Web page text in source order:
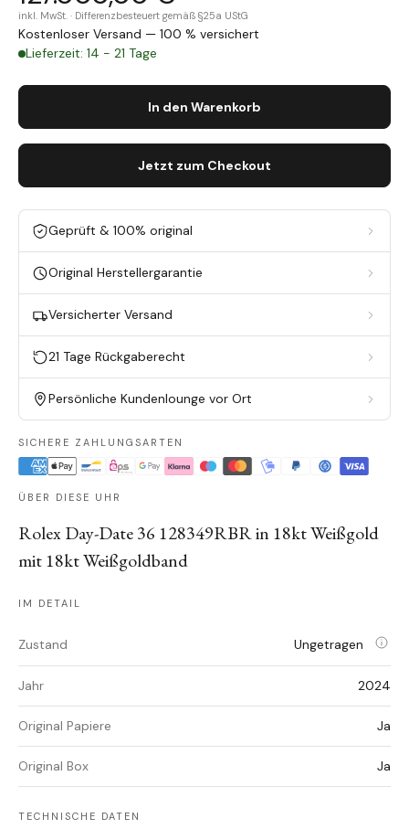
inkl. MwSt. · Differenzbesteuert gemäß §25a UStG
Kostenloser Versand — 100 % versichert
Lieferzeit: 14 - 21 Tage
In den Warenkorb
Jetzt zum Checkout
Geprüft & 100% original
Original Herstellergarantie
Versicherter Versand
21 Tage Rückgaberecht
Persönliche Kundenlounge vor Ort
SICHERE ZAHLUNGSARTEN
ÜBER DIESE UHR
Rolex Day-Date 36 128349RBR in 18kt Weißgold
mit 18kt Weißgoldband
IM DETAIL
Zustand Ungetragen
Jahr 2024
Original Papiere Ja
Original Box Ja
TECHNISCHE DATEN